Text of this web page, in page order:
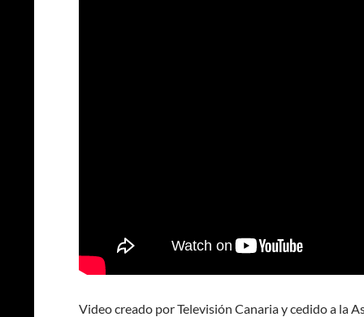
Video creado por Televisión Canaria y cedido a la